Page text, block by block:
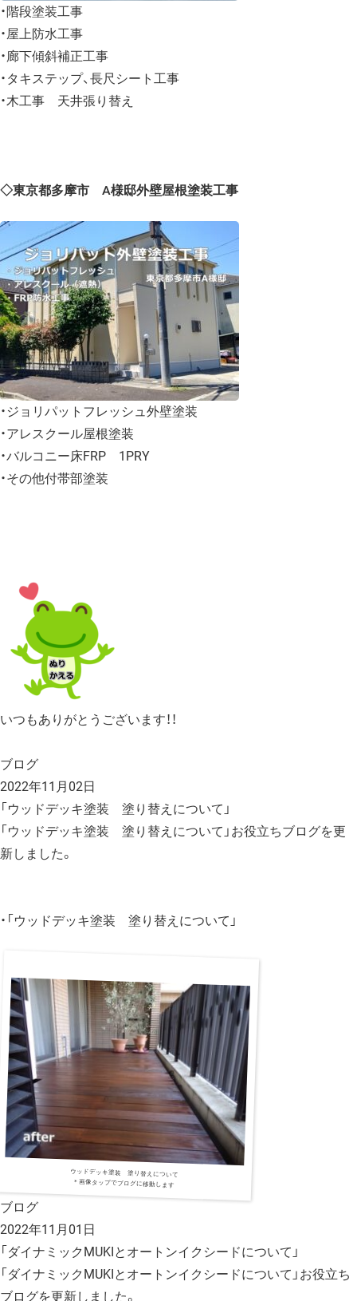
・階段塗装工事
・屋上防水工事
・廊下傾斜補正工事
・タキステップ、長尺シート工事
・木工事 天井張り替え
◇東京都多摩市 A様邸外壁屋根塗装工事
・ジョリパットフレッシュ外壁塗装
・アレスクール屋根塗装
・バルコニー床FRP 1PRY
・その他付帯部塗装
いつもありがとうございます！！
ブログ
2022年11月02日
「ウッドデッキ塗装 塗り替えについて」
「ウッドデッキ塗装 塗り替えについて」お役立ちブログを更
新しました。
・「ウッドデッキ塗装 塗り替えについて」
ウッドデッキ塗装 塗り替えについて
＊画像タップでブログに移動します
ブログ
2022年11月01日
「ダイナミックMUKIとオートンイクシードについて」
「ダイナミックMUKIとオートンイクシードについて」お役立ち
ブログを更新しました。